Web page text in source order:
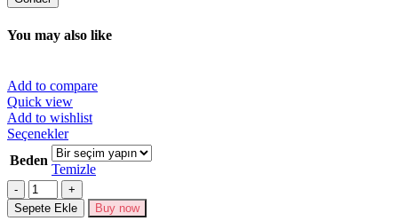
You may also like
Add to compare
Quick view
Add to wishlist
SeçeneklerBu
ürünün
birden
fazla
varyasyonu
var.
Beden
Temizle
Miktar
Sepete Ekle Buy now